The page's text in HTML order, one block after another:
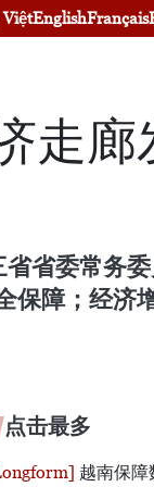
EnglishFrançais
走廊
省委常务
保障；经济
点击最多
越南保障